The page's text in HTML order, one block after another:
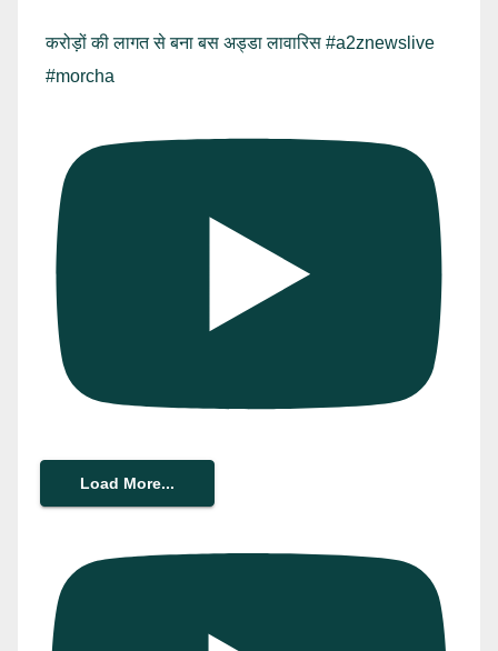
करोड़ों की लागत से बना बस अड्डा लावारिस #a2znewslive
#morcha
Load More...